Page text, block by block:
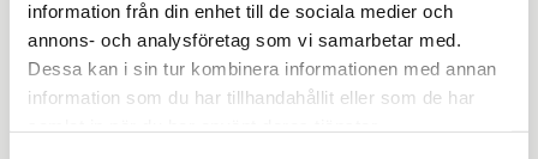
information från din enhet till de sociala medier och
annons- och analysföretag som vi samarbetar med.
Dessa kan i sin tur kombinera informationen med annan
information som du har tillhandahållit eller som de har